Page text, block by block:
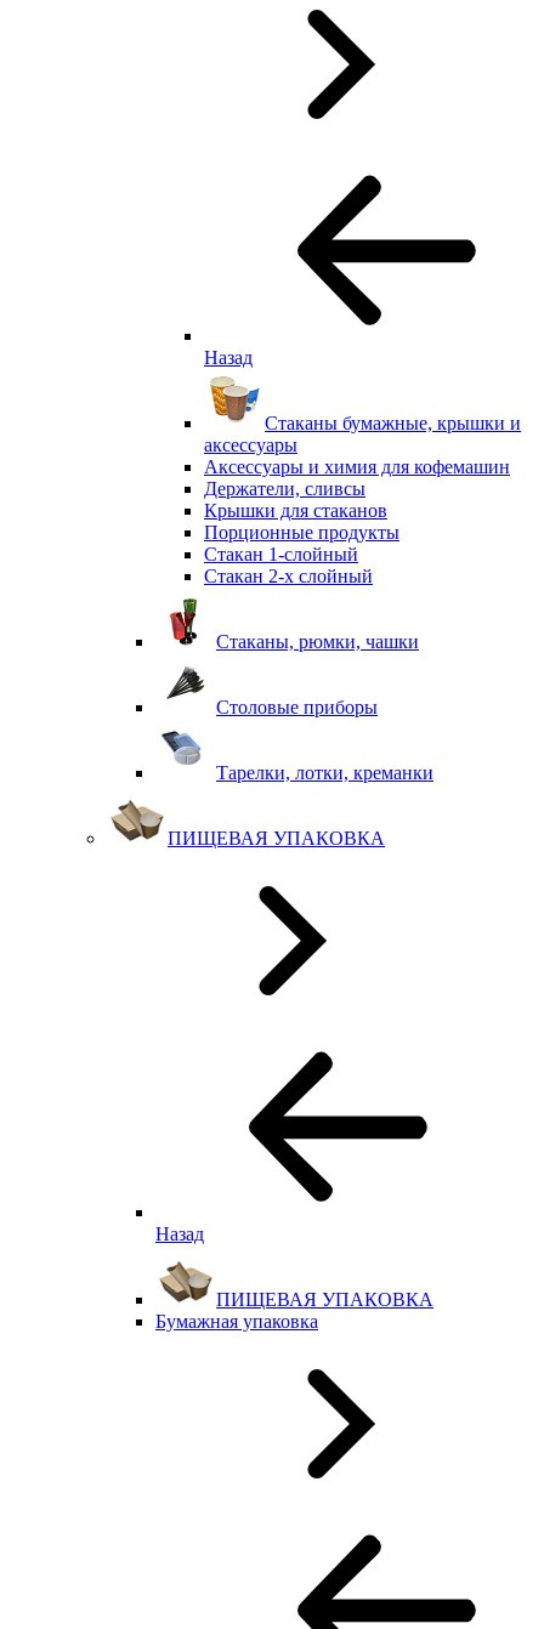
Назад
Стаканы бумажные, крышки и
аксессуары
Аксессуары и химия для кофемашин
Держатели, сливсы
Крышки для стаканов
Порционные продукты
Стакан 1-слойный
Стакан 2-х слойный
Стаканы, рюмки, чашки
Столовые приборы
Тарелки, лотки, креманки
ПИЩЕВАЯ УПАКОВКА
Назад
ПИЩЕВАЯ УПАКОВКА
Бумажная упаковка